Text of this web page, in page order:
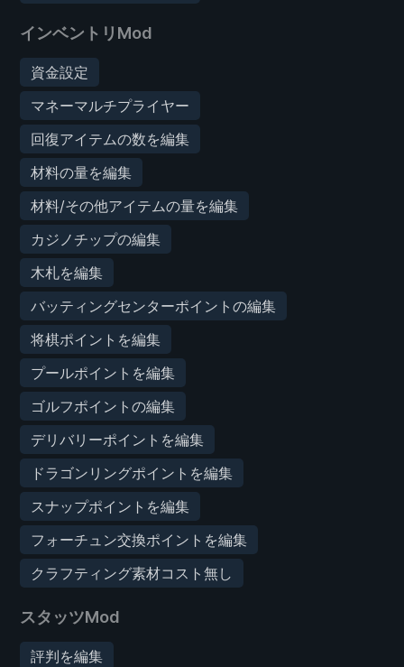
インベントリMod
資金設定
マネーマルチプライヤー
回復アイテムの数を編集
材料の量を編集
材料/その他アイテムの量を編集
カジノチップの編集
木札を編集
バッティングセンターポイントの編集
将棋ポイントを編集
プールポイントを編集
ゴルフポイントの編集
デリバリーポイントを編集
ドラゴンリングポイントを編集
スナップポイントを編集
フォーチュン交換ポイントを編集
クラフティング素材コスト無し
スタッツMod
評判を編集